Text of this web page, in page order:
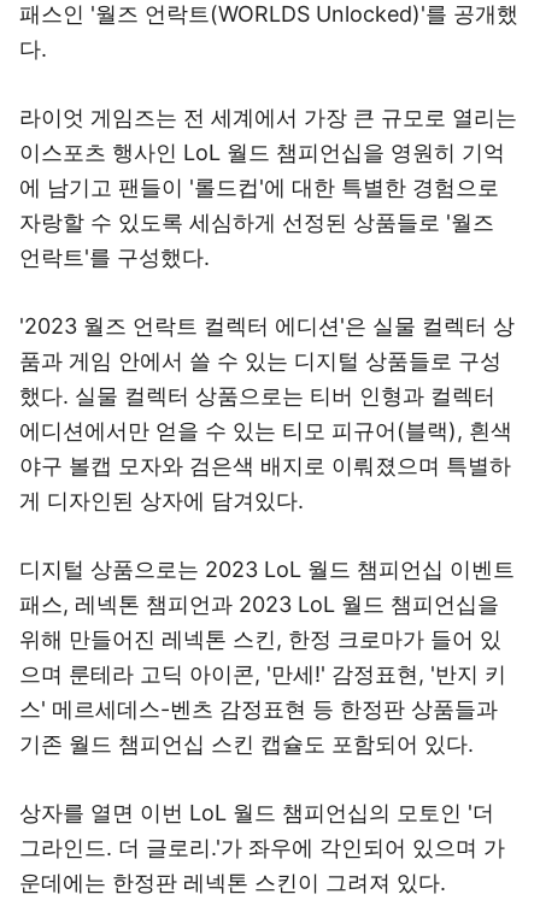
패스인 '월즈 언락트(WORLDS Unlocked)'를 공개했
다.
라이엇 게임즈는 전 세계에서 가장 큰 규모로 열리는
이스포츠 행사인 LoL 월드 챔피언십을 영원히 기억
에 남기고 팬들이 '롤드컵'에 대한 특별한 경험으로
자랑할 수 있도록 세심하게 선정된 상품들로 '월즈
언락트'를 구성했다.
'2023 월즈 언락트 컬렉터 에디션'은 실물 컬렉터 상
품과 게임 안에서 쓸 수 있는 디지털 상품들로 구성
했다. 실물 컬렉터 상품으로는 티버 인형과 컬렉터
에디션에서만 얻을 수 있는 티모 피규어(블랙), 흰색
야구 볼캡 모자와 검은색 배지로 이뤄졌으며 특별하
게 디자인된 상자에 담겨있다.
디지털 상품으로는 2023 LoL 월드 챔피언십 이벤트
패스, 레넥톤 챔피언과 2023 LoL 월드 챔피언십을
위해 만들어진 레넥톤 스킨, 한정 크로마가 들어 있
으며 룬테라 고딕 아이콘, '만세!' 감정표현, '반지 키
스' 메르세데스-벤츠 감정표현 등 한정판 상품들과
기존 월드 챔피언십 스킨 캡슐도 포함되어 있다.
상자를 열면 이번 LoL 월드 챔피언십의 모토인 '더
그라인드. 더 글로리.'가 좌우에 각인되어 있으며 가
운데에는 한정판 레넥톤 스킨이 그려져 있다.